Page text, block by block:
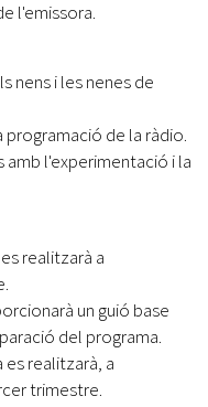
l'emissora.
nens i les nenes de
programació de la ràdio.
amb l'experimentació i la
realitzarà a
un guió base
del programa.
realitzarà, a
trimestre.